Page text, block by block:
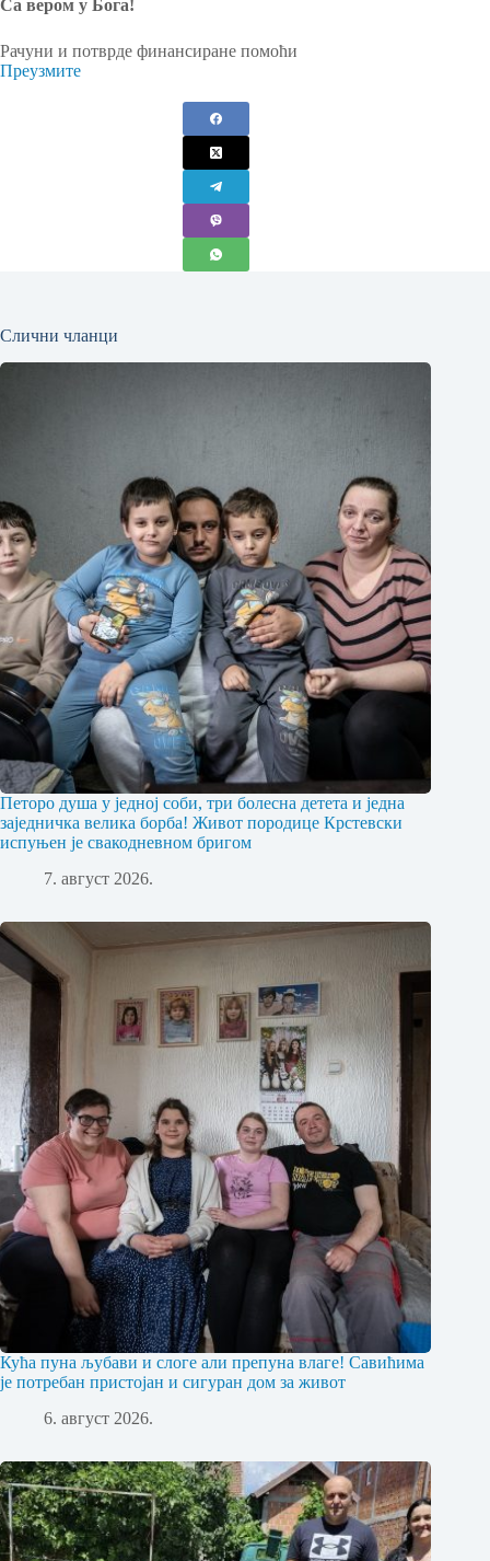
Са вером у Бога!
Рачуни и потврде финансиране помоћи
Преузмите
Слични чланци
Петоро душа у једној соби, три болесна детета и једна
заједничка велика борба! Живот породице Крстевски
испуњен је свакодневном бригом
7. август 2026.
Кућа пуна љубави и слоге али препуна влаге! Савићима
је потребан пристојан и сигуран дом за живот
6. август 2026.